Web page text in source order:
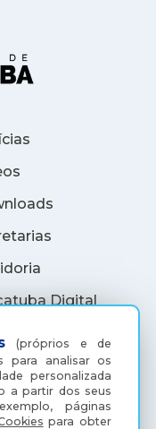
(próprios e de
para analisar os
personalizada
a partir dos seus
páginas
para obter
Digital